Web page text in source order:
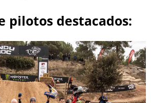
pilotos destacados: